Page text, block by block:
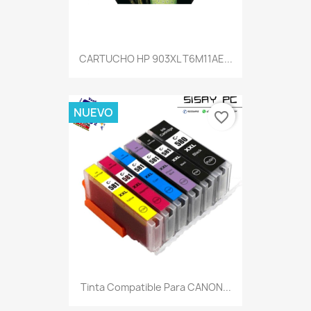
CARTUCHO HP 903XL T6M11AE...
Tinta Compatible Para CANON...
NUEVO favorite_border